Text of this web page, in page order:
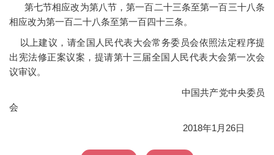
第七节相应改为第八节，第一百二十三条至第一百三十八条
相应改为第一百二十八条至第一百四十三条。
以上建议，请全国人民代表大会常务委员会依照法定程序提
出宪法修正案议案，提请第十三届全国人民代表大会第一次会
议审议。
中国共产党中央委员
会
2018年1月26日